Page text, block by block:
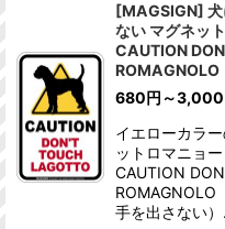
[MAGSIGN] 犬
ない マグネッ
CAUTION
ROMAGNOLO
680円 ～3,000
イエローカラ
ットロマニョ
CAUTION
ROMAGNOLO
手を出さない